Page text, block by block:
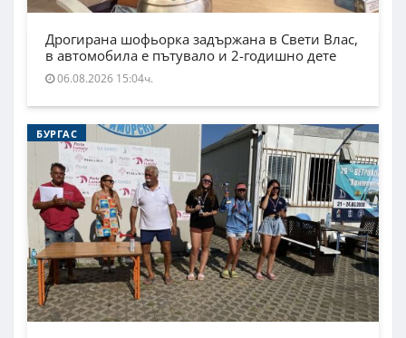
Дрогирана шофьорка задържана в Свети Влас,
в автомобила е пътувало и 2-годишно дете
06.08.2026 15:04ч.
БУРГАС